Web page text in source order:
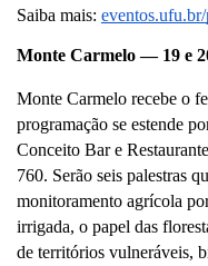
Saiba mais:
Monte Carmelo — 19 e
Monte Carmelo recebe o
programação se estende
Conceito Bar e
760. Serão seis palestras
monitoramento agrícola
irrigada, o papel das
de territórios vulneráveis,